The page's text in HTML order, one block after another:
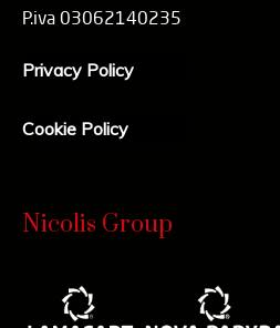
P.iva 03062140235
Privacy Policy
Cookie Policy
Nicolis Group